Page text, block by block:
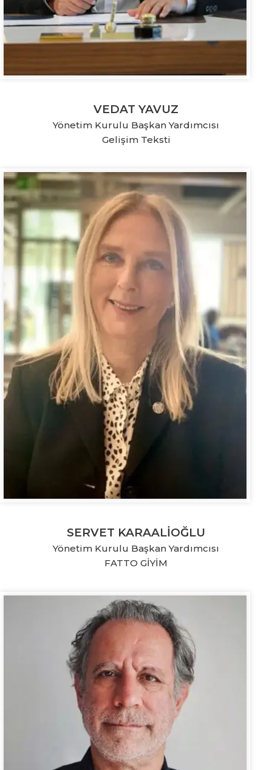
VEDAT YAVUZ
Yönetim Kurulu Başkan Yardımcısı
Gelişim Teksti
SERVET KARAALİOĞLU
Yönetim Kurulu Başkan Yardımcısı
FATTO GİYİM